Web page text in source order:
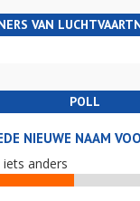
VAN
POLL
NIEUWE NAAM
anders